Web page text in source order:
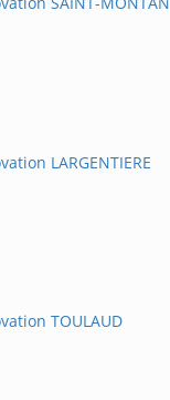
LARGENTIERE
TOULAUD